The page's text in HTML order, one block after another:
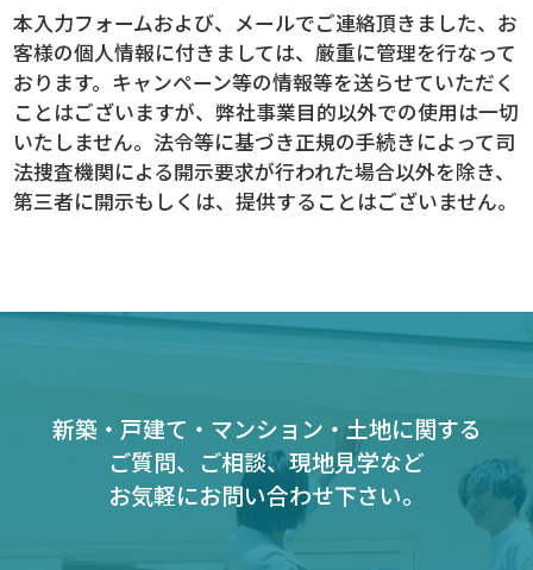
本入力フォームおよび、メールでご連絡頂きました、お
客様の個人情報に付きましては、厳重に管理を行なって
おります。キャンペーン等の情報等を送らせていただく
ことはございますが、弊社事業目的以外での使用は一切
いたしません。法令等に基づき正規の手続きによって司
法捜査機関による開示要求が行われた場合以外を除き、
第三者に開示もしくは、提供することはございません。
新築・戸建て・マンション・土地に関する
ご質問、ご相談、現地見学など
お気軽にお問い合わせ下さい。